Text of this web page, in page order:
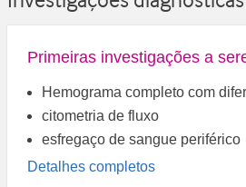
Primeiras investigações a
Hemograma completo com
citometria de fluxo
esfregaço de sangue periférico
Detalhes completos